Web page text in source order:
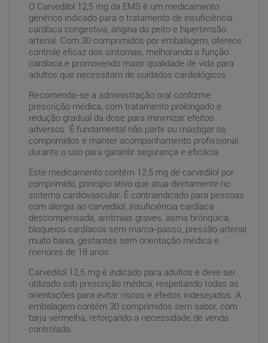
O Carvedilol 12,5 mg da EMS é um medicamento
genérico indicado para o tratamento de insuficiência
cardíaca congestiva, angina do peito e hipertensão
arterial. Com 30 comprimidos por embalagem, oferece
controle eficaz dos sintomas, melhorando a função
cardíaca e promovendo maior qualidade de vida para
adultos que necessitam de cuidados cardiológicos.
Recomenda-se a administração oral conforme
prescrição médica, com tratamento prolongado e
redução gradual da dose para minimizar efeitos
adversos. É fundamental não partir ou mastigar os
comprimidos e manter acompanhamento profissional
durante o uso para garantir segurança e eficácia.
Este medicamento contém 12,5 mg de carvedilol por
comprimido, princípio ativo que atua diretamente no
sistema cardiovascular. É contraindicado para pessoas
com alergia ao carvedilol, insuficiência cardíaca
descompensada, arritmias graves, asma brônquica,
bloqueios cardíacos sem marca-passo, pressão arterial
muito baixa, gestantes sem orientação médica e
menores de 18 anos.
Carvedilol 12,5 mg é indicado para adultos e deve ser
utilizado sob prescrição médica, respeitando todas as
orientações para evitar riscos e efeitos indesejados. A
embalagem contém 30 comprimidos sem sabor, com
tarja vermelha, reforçando a necessidade de venda
controlada.